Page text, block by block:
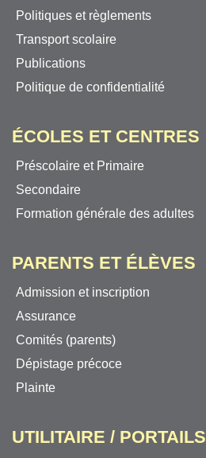
Politiques et règlements
Transport scolaire
Publications
Politique de confidentialité
ÉCOLES ET CENTRES
Préscolaire et Primaire
Secondaire
Formation générale des adultes
PARENTS ET ÉLÈVES
Admission et inscription
Assurance
Comités (parents)
Dépistage précoce
Plainte
UTILITAIRE / PORTAILS